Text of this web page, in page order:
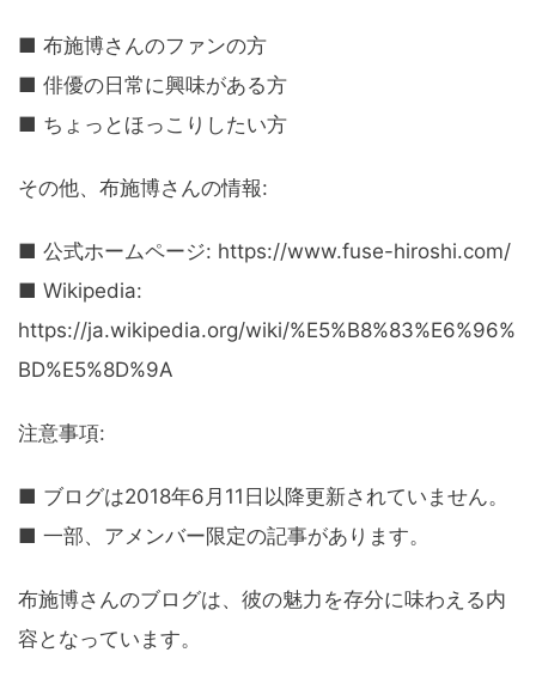
■ 布施博さんのファンの方
■ 俳優の日常に興味がある方
■ ちょっとほっこりしたい方
その他、布施博さんの情報:
■ 公式ホームページ: https://www.fuse-hiroshi.com/
■ Wikipedia:
https://ja.wikipedia.org/wiki/%E5%B8%83%E6%96%
BD%E5%8D%9A
注意事項:
■ ブログは2018年6月11日以降更新されていません。
■ 一部、アメンバー限定の記事があります。
布施博さんのブログは、彼の魅力を存分に味わえる内
容となっています。